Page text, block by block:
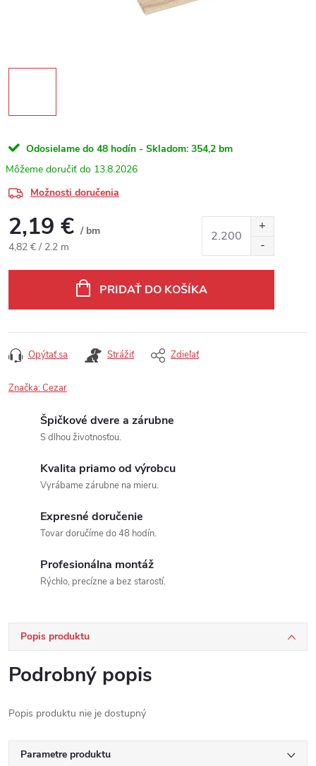
Odosielame do 48 hodín - Skladom: 354,2 bm
13.8.2026
Možnosti doručenia
2,19 € / bm
Jednotková cena:
4,82 € / 2.2 m
PRIDAŤ DO KOŠÍKA
Opýtať sa Strážiť Zdieľať
Značka:Cezar
Špičkové dvere a zárubne
S dlhou životnosťou.
Kvalita priamo od výrobcu
Vyrábame zárubne na mieru.
Expresné doručenie
Tovar doručíme do 48 hodín.
Profesionálna montáž
Rýchlo, precízne a bez starostí.
Popis produktu
Podrobný popis
Popis produktu nie je dostupný
Parametre produktu